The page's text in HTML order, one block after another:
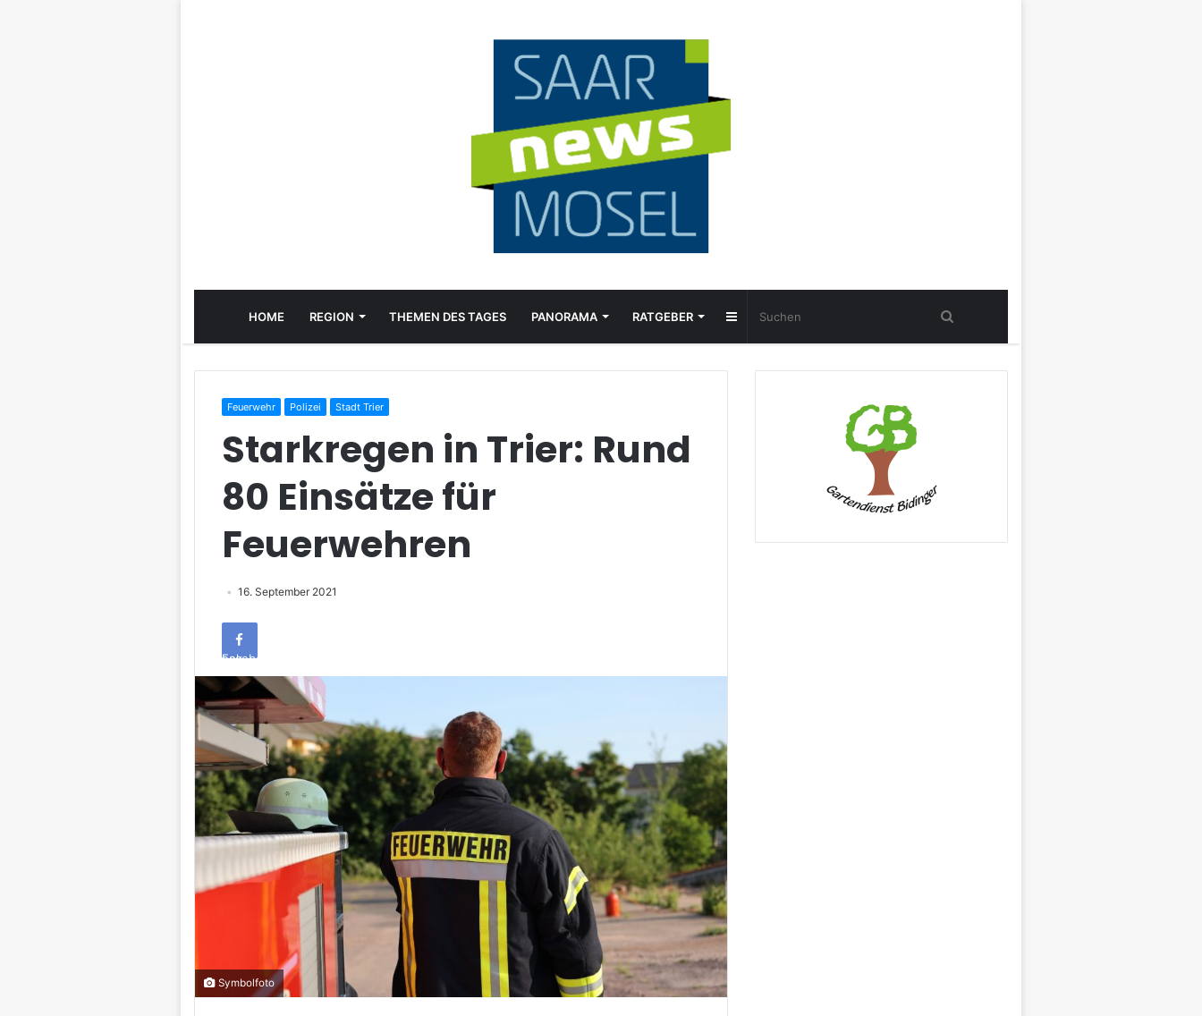
HOME REGION THEMEN DES TAGES PANORAMA RATGEBER Sidebar
Feuerwehr Polizei Stadt Trier
Starkregen in Trier: Rund
80 Einsätze für
Feuerwehren
16. September 2021
Facebook
Symbolfoto